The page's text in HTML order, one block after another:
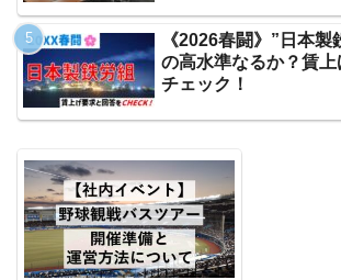
《2026春闘》”日本
の高水準なるか？賃
チェック！